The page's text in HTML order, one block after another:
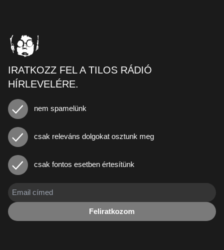
IRATKOZZ FEL A TILOS RÁDIÓ
HÍRLEVELÉRE.
nem spamelünk
csak releváns dolgokat osztunk meg
csak fontos esetben értesítünk
Feliratkozom